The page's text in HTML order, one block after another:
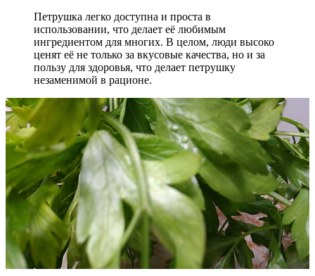
Петрушка легко доступна и проста в
использовании, что делает её любимым
ингредиентом для многих. В целом, люди высоко
ценят её не только за вкусовые качества, но и за
пользу для здоровья, что делает петрушку
незаменимой в рационе.